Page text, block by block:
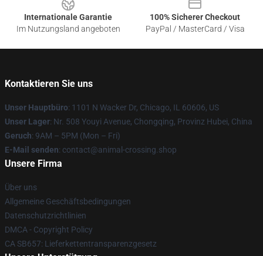
Internationale Garantie
Im Nutzungsland angeboten
100% Sicherer Checkout
PayPal / MasterCard / Visa
Kontaktieren Sie uns
Unser Hauptbüro: 1101 N Wacker Dr, Chicago, IL 60606, US
Unser Lager: Nr. 508 Youyi Avenue, Chongqing, Provinz Hubei, China
Geruch: 9AM – 5PM (Mon – Fri)
E-Mail senden: contact@animal-crossing.shop
Unsere Firma
Über uns
Allgemeine Geschäftsbedingungen
Datenschutzrichtlinien
DMCA - Copyright Policy
CA SB657: Lieferkettentransparenzgesetz